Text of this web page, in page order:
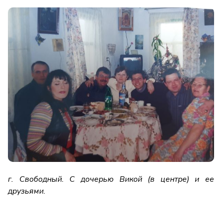
г. Свободный. С дочерью Викой (в центре) и ее
друзьями.